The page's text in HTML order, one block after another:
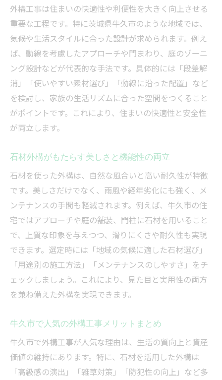
外構工事は住まいの快適性や利便性を大きく向上させる
重要な工程です。特に茨城県牛久市のような地域では、
気候や生活スタイルに合った設計が求められます。例え
ば、動線を考慮したアプローチや門まわり、庭のゾーニ
ング設計などが代表的な手法です。具体的には「段差解
消」「使いやすい素材選び」「動線に沿った配置」など
を検討し、家族の生活リズムに合った空間をつくること
がポイントです。これにより、住まいの快適性と安全性
が両立します。
石材外構がもたらす美しさと機能性の両立
石材を使った外構は、自然な風合いと高い耐久性が特徴
です。美しさだけでなく、雨風や経年劣化にも強く、メ
ンテナンスの手間も軽減されます。例えば、牛久市の住
宅ではアプローチや庭の舗装、門柱に石材を用いること
で、上質な印象を与えつつ、滑りにくさや耐久性も実現
できます。選定時には「地域の気候に適した石材選び」
「用途別の施工方法」「メンテナンスのしやすさ」をチ
ェックしましょう。これにより、見た目と実用性の両方
を兼ね備えた外構を実現できます。
牛久市で人気の外構工事メリットまとめ
牛久市で外構工事が人気な理由は、生活の質向上と資産
価値の維持にあります。特に、石材を活用した外構は
「高級感の演出」「雑草対策」「防犯性の向上」など多